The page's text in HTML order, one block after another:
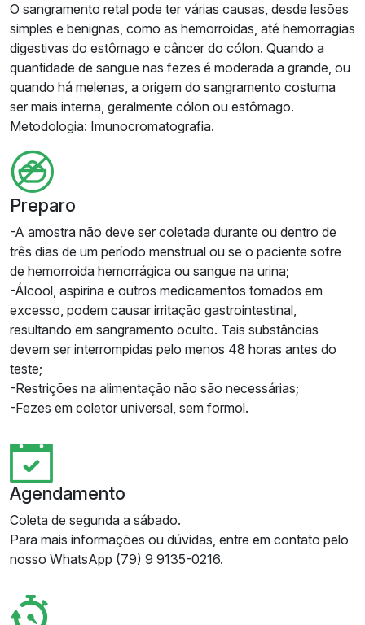
O sangramento retal pode ter várias causas, desde lesões
simples e benignas, como as hemorroidas, até hemorragias
digestivas do estômago e câncer do cólon. Quando a
quantidade de sangue nas fezes é moderada a grande, ou
quando há melenas, a origem do sangramento costuma
ser mais interna, geralmente cólon ou estômago.
Metodologia: Imunocromatografia.
Preparo
-A amostra não deve ser coletada durante ou dentro de
três dias de um período menstrual ou se o paciente sofre
de hemorroida hemorrágica ou sangue na urina;
-Álcool, aspirina e outros medicamentos tomados em
excesso, podem causar irritação gastrointestinal,
resultando em sangramento oculto. Tais substâncias
devem ser interrompidas pelo menos 48 horas antes do
teste;
-Restrições na alimentação não são necessárias;
-Fezes em coletor universal, sem formol.
Agendamento
Coleta de segunda a sábado.
Para mais informações ou dúvidas, entre em contato pelo
nosso WhatsApp (79) 9 9135-0216.